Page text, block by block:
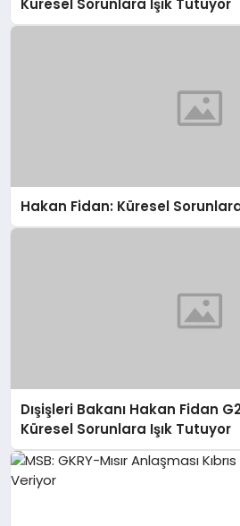
Hakan Fidan: Küresel
Dışişleri Bakanı Hakan Fidan
Küresel Sorunlara Işık Tutuyor